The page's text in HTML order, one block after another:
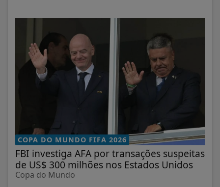
COPA DO MUNDO FIFA 2026
FBI investiga AFA por transações suspeitas
de US$ 300 milhões nos Estados Unidos
Copa do Mundo